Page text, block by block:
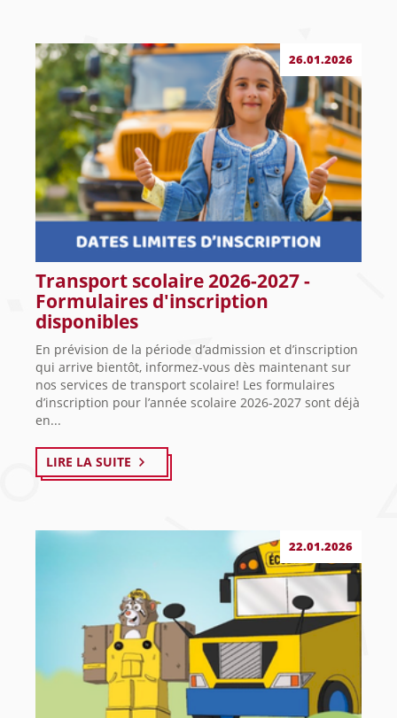
26.01.2026
Transport scolaire 2026-2027 -
Formulaires d'inscription
disponibles
En prévision de la période d’admission et d’inscription
qui arrive bientôt, informez-vous dès maintenant sur
nos services de transport scolaire! Les formulaires
d’inscription pour l’année scolaire 2026-2027 sont déjà
en...
LIRE LA SUITE
22.01.2026